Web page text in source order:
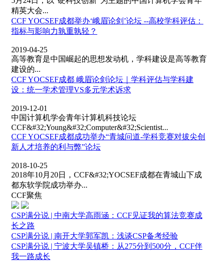
精英大会...
CCF YOCSEF成都举办‘峨眉论剑’论坛 --高校学科评估：
指标与影响力孰重孰轻？
2019-04-25
高等教育是中国崛起的思想发动机，学科建设是高等教育
建设的...
CCF YOCSEF成都 峨眉论剑论坛｜学科评估与学科建
设：统一学术管理VS多元学术诉求
2019-12-01
中国计算机学会青年计算机科技论坛
CCF&#32;Young&#32;Computer&#32;Scientist...
CCF YOCSEF成都成功举办“青城问道-学科竞赛对拔尖创
新人才培养的利与弊”论坛
2018-10-25
2018年10月20日，CCF&#32;YOCSEF成都在青城山下成
都东软学院成功举办...
CCF聚焦
CSP满分说 | 中南大学高雨涵：CCF见证我的算法竞赛成
长之路
CSP满分说 | 南开大学郭军凯：浅谈CSP备考经验
CSP满分说 | 宁波大学吴镇桥：从275分到500分，CCF伴
我一路成长